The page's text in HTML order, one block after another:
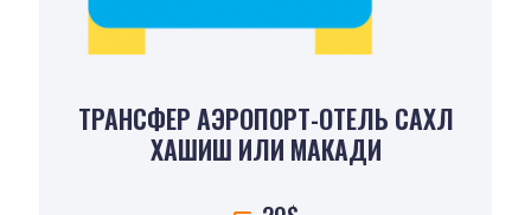
ТРАНСФЕР АЭРОПОРТ-ОТЕЛЬ САХЛ
ХАШИШ ИЛИ МАКАДИ